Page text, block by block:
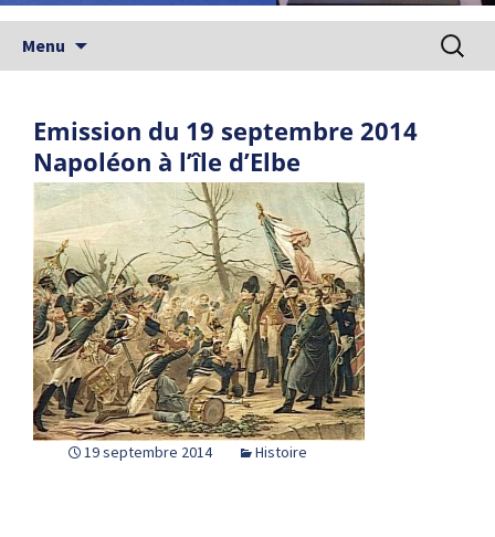
Menu
Emission du 19 septembre 2014
Napoléon à l’île d’Elbe
19 septembre 2014 Histoire